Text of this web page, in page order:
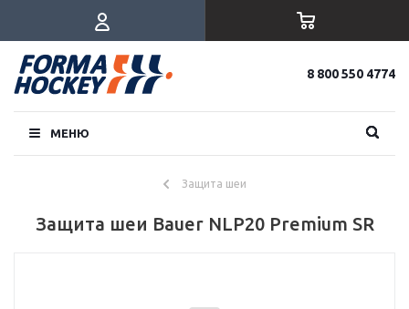
8 800 550 4774
МЕНЮ
Защита шеи
Защита шеи Bauer NLP20 Premium SR